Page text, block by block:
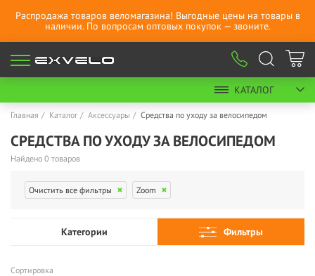
Распродажа товаров веломагазина! Выгодные цены на товары в
наличии. По вопросам оптовых покупок — звоните.
КАТАЛОГ
Главная Каталог Аксессуары Средства по уходу за велосипедом
СРЕДСТВА ПО УХОДУ ЗА ВЕЛОСИПЕДОМ
Найдено 0 товаров
Очистить все фильтры Zoom
Категории Фильтры
Сортировка